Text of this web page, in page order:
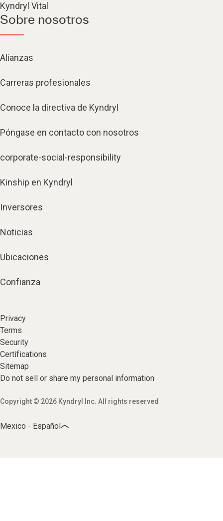
Kyndryl Vital
Sobre nosotros
Alianzas
Carreras profesionales
Conoce la directiva de Kyndryl
Póngase en contacto con nosotros
corporate-social-responsibility
Kinship en Kyndryl
Inversores
Noticias
Ubicaciones
Confianza
Privacy
Terms
Security
Certifications
Sitemap
Do not sell or share my personal information
Copyright © 2026 Kyndryl Inc. All rights reserved
Mexico - Español